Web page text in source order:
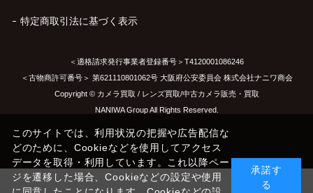
特定商取引法に基づく表示
＜適格請求発行事業者登録番号＞T4120001086246
＜古物商許可番号＞ 第621110801062号 大阪府公安委員会 株式会社ナニワ商会
Copyright © カメラ買取 / レンズ買取/中古カメラ販売・買取
NANIWA Group All Rights Reserved.
このサイトでは、利用状況の把握や広告配信な
どのために、Cookieなどを使用してアクセス
データを取得・利用しています。これ以降ペー
ジを遷移した場合、Cookieなどの設定や使用
承諾す
る